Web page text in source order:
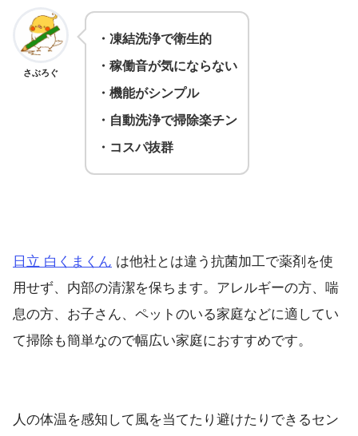
さぶろぐ
・ 凍結洗浄で衛生的
・稼働音が気にならない
・機能がシンプル
・自動洗浄で掃除楽チン
・コスパ抜群
日立 白くまくん は他社とは違う抗菌加工で薬剤を使
用せず、内部の清潔を保ちます。アレルギーの方、喘
息の方、お子さん、ペットのいる家庭などに適してい
て掃除も簡単なので幅広い家庭におすすめです。
人の体温を感知して風を当てたり避けたりできるセン